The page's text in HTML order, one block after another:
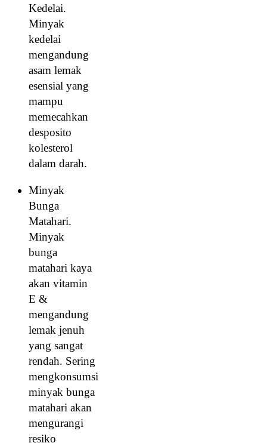
Kedelai.
Minyak
kedelai
mengandung
asam lemak
esensial yang
mampu
memecahkan
desposito
kolesterol
dalam darah.
Minyak
Bunga
Matahari.
Minyak
bunga
matahari kaya
akan vitamin
E &
mengandung
lemak jenuh
yang sangat
rendah. Sering
mengkonsumsi
minyak bunga
matahari akan
mengurangi
resiko